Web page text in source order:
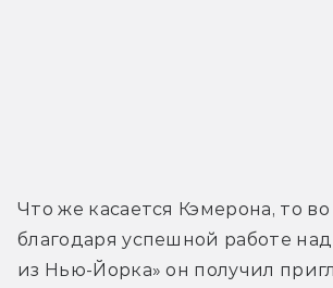
Что же касается Кэмерона, то
благодаря успешной работе
из Нью-Йорка» он получил